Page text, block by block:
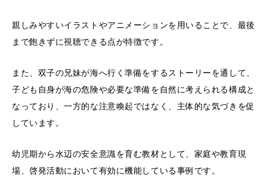
親しみやすいイラストやアニメーションを用いることで、最後
まで飽きずに視聴できる点が特徴です。
また、双子の兄妹が海へ行く準備をするストーリーを通して、
子ども自身が海の危険や必要な準備を自然に考えられる構成と
なっており、一方的な注意喚起ではなく、主体的な気づきを促
しています。
幼児期から水辺の安全意識を育む教材として、家庭や教育現
場、啓発活動において有効に機能している事例です。